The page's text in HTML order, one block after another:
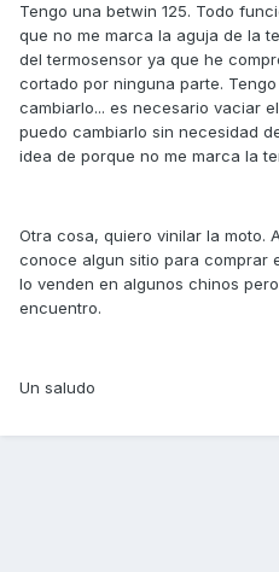
Tengo una betwin 125. Todo
que no me marca la aguja de la
del termosensor ya que he
cortado por ninguna parte.
cambiarlo... es necesario vaciar
puedo cambiarlo sin necesidad
idea de porque no me marca la
Otra cosa, quiero vinilar la moto.
conoce algun sitio para comprar
lo venden en algunos chinos
encuentro.
Un saludo